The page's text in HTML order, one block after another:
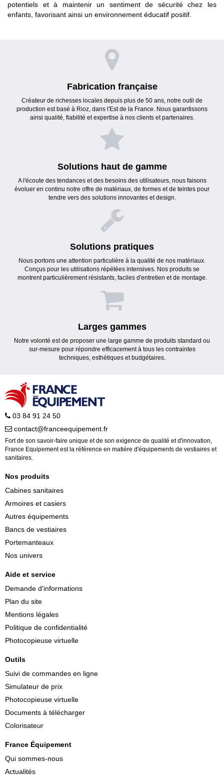
potentiels et à maintenir un sentiment de sécurité chez les
enfants, favorisant ainsi un environnement éducatif positif.
Fabrication française
Créateur de richesses locales depuis plus de 50 ans, notre outil de
production est basé à Rioz, dans l'Est de la France. Nous garantissons
ainsi qualité, fiabilité et expertise à nos clients et partenaires.
Solutions haut de gamme
A l'écoute des tendances et des besoins des utilisateurs, nous faisons
évoluer en continu notre offre de matériaux, de formes et de teintes pour
tendre vers des solutions innovantes et design.
Solutions pratiques
Nous portons une attention particulière à la qualité de nos matériaux.
Conçus pour les utilisations répétées intensives. Nos produits se
montrent particulièrement résistants, faciles d'entretien et de montage.
Larges gammes
Notre volonté est de proposer une large gamme de produits standard ou
sur-mesure pour répondre efficacement à tous les contraintes
techniques, esthétiques et budgétaires.
03 84 91 24 50
contact@franceequipement.fr
Fort de son savoir-faire unique et de son exigence de qualité et d'innovation,
France Equipement est la référence en matière d'équipements de vestiaires et
sanitaires.
Nos produits
Cabines sanitaires
Armoires et casiers
Autres équipements
Bancs de vestiaires
Portemanteaux
Nos univers
Aide et service
Demande d'informations
Plan du site
Mentions légales
Politique de confidentialité
Photocopieuse virtuelle
Outils
Suivi de commandes en ligne
Simulateur de prix
Photocopieuse virtuelle
Documents à télécharger
Colorisateur
France Équipement
Qui sommes-nous
Actualités